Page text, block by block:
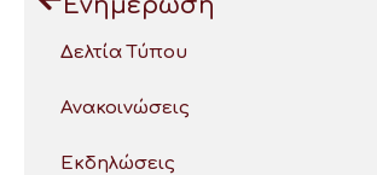
Δελτία Τύπου
Ανακοινώσεις
Εκδηλώσεις